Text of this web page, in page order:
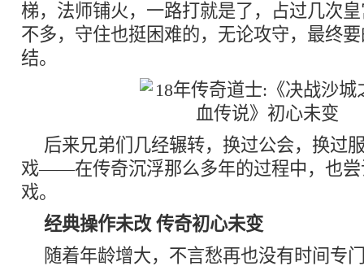
梯，法师铺火，一路打就是了，占过几次
不多，守住也挺困难的，无论攻守，最终
结。
后来兄弟们几经辗转，换过公会，换过
戏——在传奇沉浮那么多年的过程中，也尝
戏。
经典操作未改 传奇初心未变
随着年龄增大，不言愁再也没有时间专